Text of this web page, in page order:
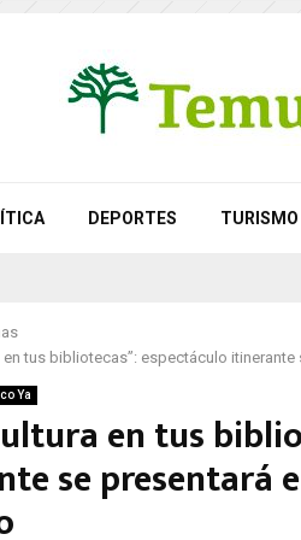
DEPORTES TURISMO
en tus bibliotecas”: espectáculo
Ya
en tus
se presentará